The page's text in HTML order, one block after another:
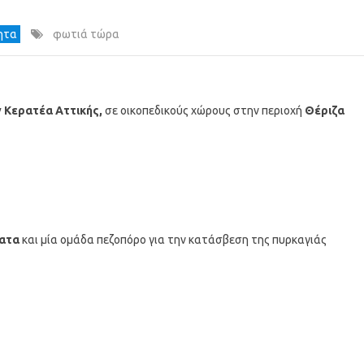
φωτιά τώρα
Κερατέα Αττικής, σε οικοπεδικούς χώρους στην περιοχή Θέριζα
και μία ομάδα πεζοπόρο για την κατάσβεση της πυρκαγιάς